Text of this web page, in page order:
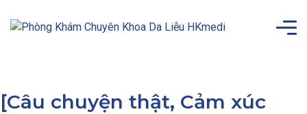
[Câu chuyện thật, Cảm xúc